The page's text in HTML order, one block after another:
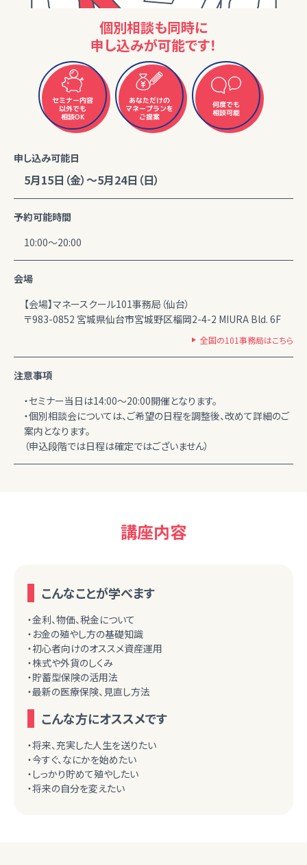
個別相談も同時に
申し込みが可能です！
セミナー内容
以外でも
相談OK
あなただけの
マネープランを
ご提案
何度でも
相談可能
申し込み可能日
5月15日（金）～5月24日（日）
予約可能時間
10:00～20:00
会場
【会場】マネースクール101事務局（仙台）
〒983-0852 宮城県仙台市宮城野区榴岡2-4-2 MIURA Bld. 6F
全国の101事務局はこちら
注意事項
・セミナー当日は14:00～20:00開催となります。
・個別相談会については、ご希望の日程を調整後、改めて詳細のご
案内となります。
（申込段階では日程は確定ではございません）
講座内容
こんなことが学べます
・金利、物価、税金について
・お金の殖やし方の基礎知識
・初心者向けのオススメ資産運用
・株式や外貨のしくみ
・貯蓄型保険の活用法
・最新の医療保険、見直し方法
こんな方にオススメです
・将来、充実した人生を送りたい
・今すぐ、なにかを始めたい
・しっかり貯めて殖やしたい
・将来の自分を変えたい